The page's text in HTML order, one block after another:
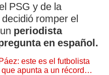
PSG y de la
decidió romper el
periodista
en español.
este es el futbolista
apunta a un récord